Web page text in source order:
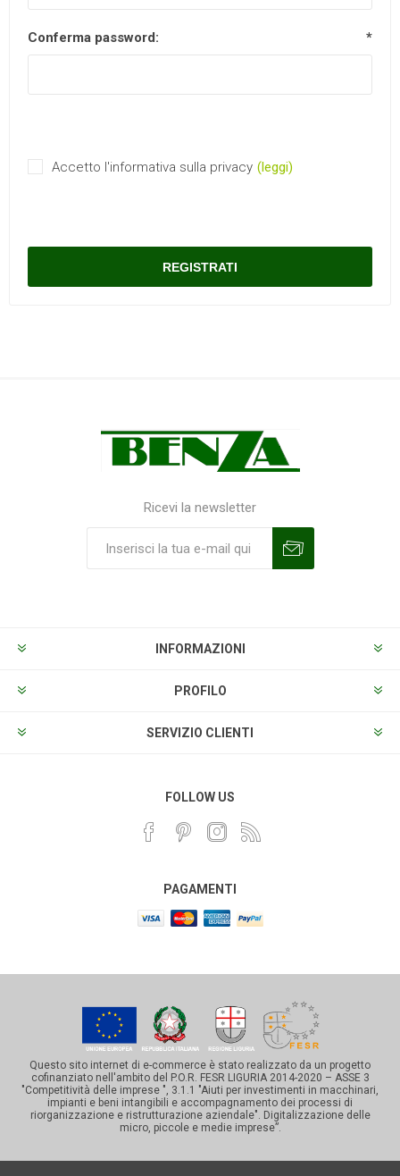
Conferma password: *
Accetto l'informativa sulla privacy (leggi)
Ricevi la newsletter
INFORMAZIONI
PROFILO
SERVIZIO CLIENTI
FOLLOW US
PAGAMENTI
Questo sito internet di e-commerce è stato realizzato da un progetto
cofinanziato nell'ambito del P.O.R. FESR LIGURIA 2014-2020 – ASSE 3
"Competitività delle imprese ", 3.1.1 "Aiuti per investimenti in macchinari,
impianti e beni intangibili e accompagnamento dei processi di
riorganizzazione e ristrutturazione aziendale". Digitalizzazione delle
micro, piccole e medie imprese”.